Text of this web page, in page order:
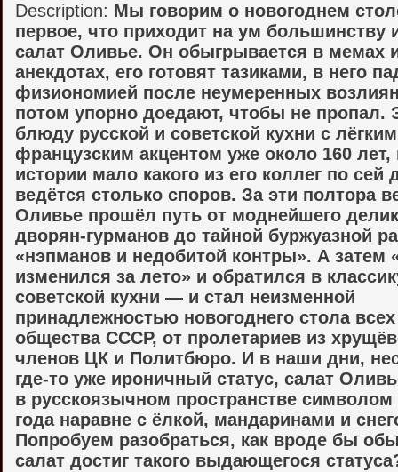
Description: Мы говорим о новогоднем
первое, что приходит на ум большинству
салат Оливье. Он обыгрывается в мемах
анекдотах, его готовят тазиками, в него
физиономией после неумеренных
потом упорно доедают, чтобы не пропал.
блюду русской и советской кухни с лёгким
французским акцентом уже около 160 лет,
истории мало какого из его коллег по сей
ведётся столько споров. За эти полтора
Оливье прошёл путь от моднейшего
дворян-гурманов до тайной буржуазной
«нэпманов и недобитой контры». А затем
изменился за лето» и обратился в
советской кухни — и стал неизменной
принадлежностью новогоднего стола
общества СССР, от пролетариев из
членов ЦК и Политбюро. И в наши дни,
где-то уже ироничный статус, салат
в русскоязычном пространстве символом
года наравне с ёлкой, мандаринами и
Попробуем разобраться, как вроде бы
салат достиг такого выдающегося